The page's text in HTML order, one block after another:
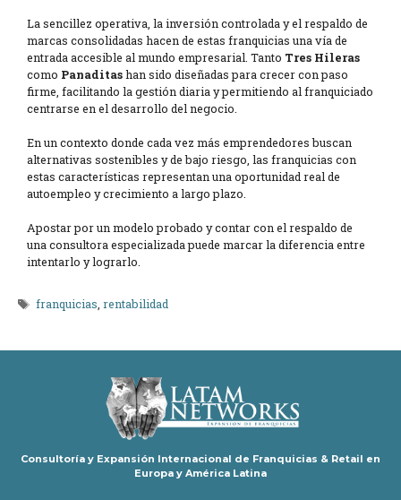
La sencillez operativa, la inversión controlada y el respaldo de
marcas consolidadas hacen de estas franquicias una vía de
entrada accesible al mundo empresarial. Tanto Tres Hileras
como Panaditashan sido diseñadas para crecer con paso
firme, facilitando la gestión diaria y permitiendo al franquiciado
centrarse en el desarrollo del negocio.
En un contexto donde cada vez más emprendedores buscan
alternativas sostenibles y de bajo riesgo, las franquicias con
estas características representan una oportunidad real de
autoempleo y crecimiento a largo plazo.
Apostar por un modelo probado y contar con el respaldo de
una consultora especializada puede marcar la diferencia entre
intentarlo y lograrlo.
Etiquetas
franquicias ,rentabilidad
Consultoría y Expansión Internacional de Franquicias & Retail en
Europa y América Latina